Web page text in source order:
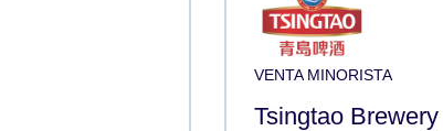
VENTA MINORISTA
Tsingtao Brewery